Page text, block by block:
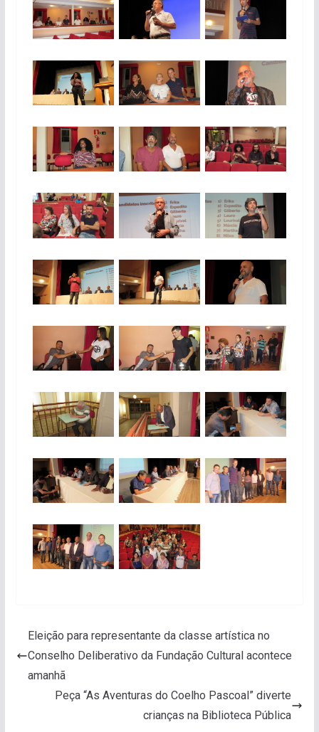
Eleição para representante da classe artística no
Conselho Deliberativo da Fundação Cultural acontece
amanhã
Peça “As Aventuras do Coelho Pascoal” diverte
crianças na Biblioteca Pública